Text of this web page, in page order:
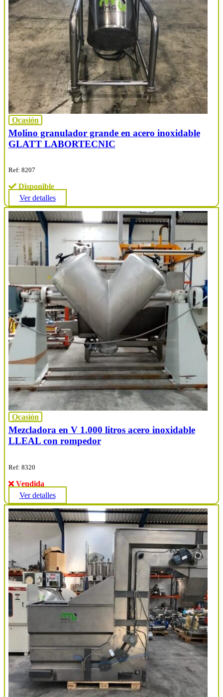
Ocasión
Molino granulador grande en acero inoxidable
GLATT LABORTECNIC
Ref: 8207
Disponible
Ver detalles
Ocasión
Mezcladora en V 1.000 litros acero inoxidable
LLEAL con rompedor
Ref: 8320
Vendida
Ver detalles